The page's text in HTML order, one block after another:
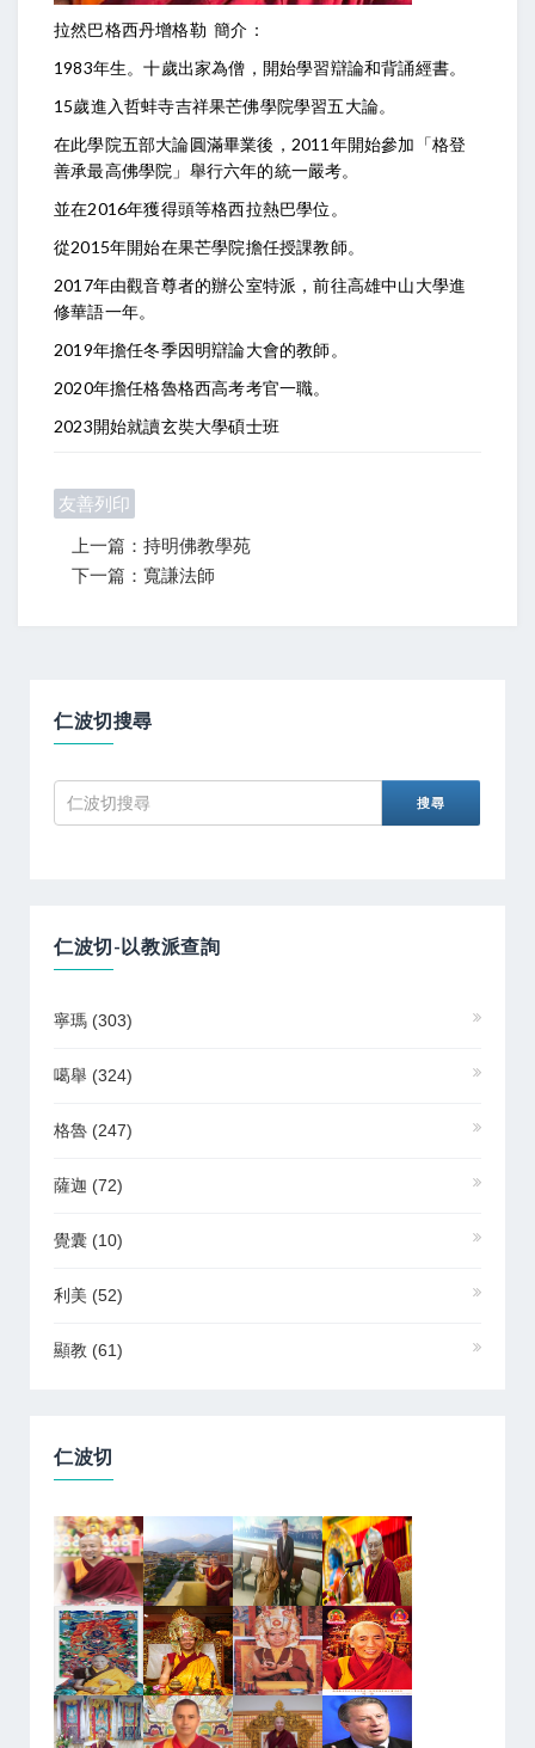
拉然巴格西丹增格勒 簡介：
1983年生。十歲出家為僧，開始學習辯論和背誦經書。
15歲進入哲蚌寺吉祥果芒佛學院學習五大論。
在此學院五部大論圓滿畢業後，2011年開始參加「格登
善承最高佛學院」舉行六年的統一嚴考。
並在2016年獲得頭等格西拉熱巴學位。
從2015年開始在果芒學院擔任授課教師。
2017年由觀音尊者的辦公室特派，前往高雄中山大學進
修華語一年。
2019年擔任冬季因明辯論大會的教師。
2020年擔任格魯格西高考考官一職。
2023開始就讀玄奘大學碩士班
友善列印
上一篇：持明佛教學苑
下一篇：寬謙法師
仁波切搜尋
仁波切-以教派查詢
寧瑪 (303)
噶舉 (324)
格魯 (247)
薩迦 (72)
覺囊 (10)
利美 (52)
顯教 (61)
仁波切